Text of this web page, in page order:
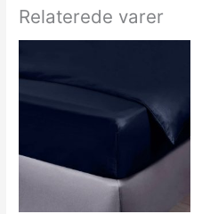
Relaterede varer